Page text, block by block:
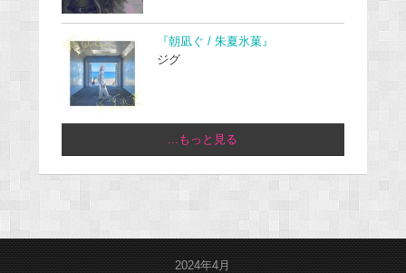
『朝凪ぐ / 朱夏氷菓』
ジグ
...もっと見る
2024年4月